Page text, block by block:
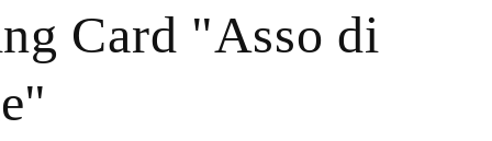
a
g
Card "Asso di